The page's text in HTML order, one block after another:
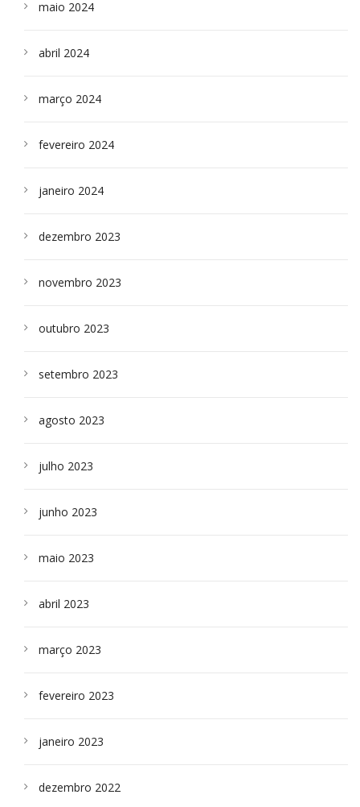
maio 2024
abril 2024
março 2024
fevereiro 2024
janeiro 2024
dezembro 2023
novembro 2023
outubro 2023
setembro 2023
agosto 2023
julho 2023
junho 2023
maio 2023
abril 2023
março 2023
fevereiro 2023
janeiro 2023
dezembro 2022